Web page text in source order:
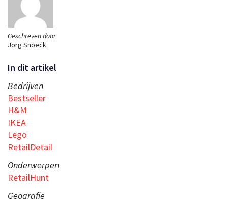
Geschreven door
Jorg Snoeck
In dit artikel
Bedrijven
Bestseller
H&M
IKEA
Lego
RetailDetail
Onderwerpen
RetailHunt
Geografie